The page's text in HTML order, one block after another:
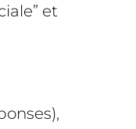
et